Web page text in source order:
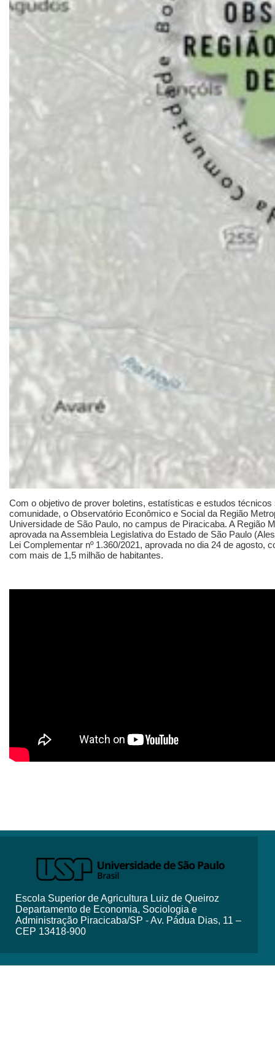
Com o objetivo de prover boletins, estatísticas e estudos
comunidade, o Observatório Econômico e Social da Região
Universidade de São Paulo, no campus de Piracicaba. A Região
aprovada na Assembleia Legislativa do Estado de São Paulo
Lei Complementar nº 1.360/2021, aprovada no dia 24 de agosto,
com mais de 1,5 milhão de habitantes.
Escola Superior de Agricultura Luiz de Queiroz
Departamento de Economia, Sociologia e
Administração Piracicaba/SP - Av. Pádua Dias, 11 –
CEP 13418-900